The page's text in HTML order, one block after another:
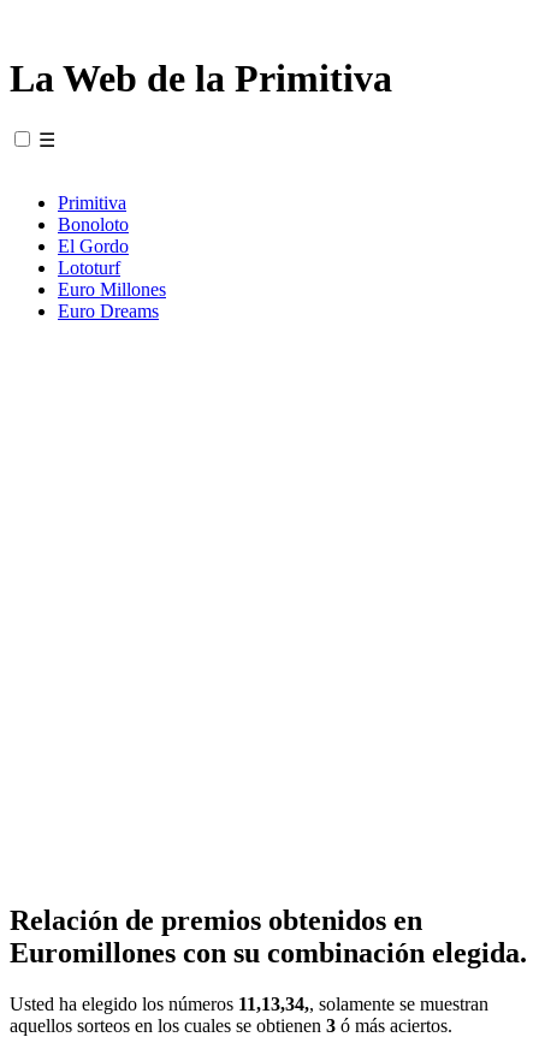
La Web de la Primitiva
☰
Primitiva
Bonoloto
El Gordo
Lototurf
Euro Millones
Euro Dreams
Relación de premios obtenidos en
Euromillones con su combinación elegida.
Usted ha elegido los números 11,13,34,, solamente se muestran
aquellos sorteos en los cuales se obtienen 3 ó más aciertos.